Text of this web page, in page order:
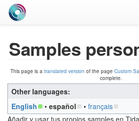
Samples
This page is a translated version of the page Custom
complete.
Other languages:
English
• ‎ español • ‎ français